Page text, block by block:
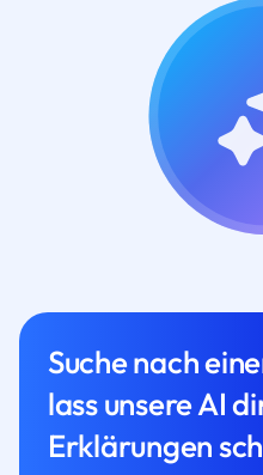
Suche nach
lass unsere AI
Erklärungen